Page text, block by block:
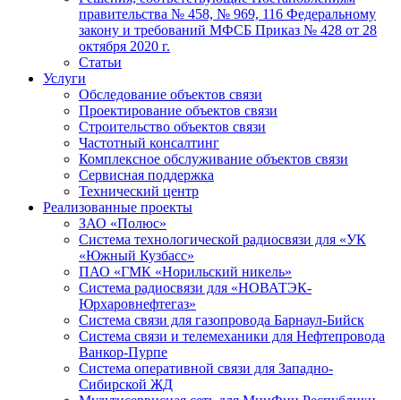
правительства № 458, № 969, 116 Федеральному
закону и требований МФСБ Приказ № 428 от 28
октября 2020 г.
Статьи
Услуги
Обследование объектов связи
Проектирование объектов связи
Строительство объектов связи
Частотный консалтинг
Комплексное обслуживание объектов связи
Сервисная поддержка
Технический центр
Реализованные проекты
ЗАО «Полюс»
Система технологической радиосвязи для «УК
«Южный Кузбасс»
ПАО «ГМК «Норильский никель»
Система радиосвязи для «НОВАТЭК-
Юрхаровнефтегаз»
Система связи для газопровода Барнаул-Бийск
Система связи и телемеханики для Нефтепровода
Ванкор-Пурпе
Система оперативной связи для Западно-
Сибирской ЖД